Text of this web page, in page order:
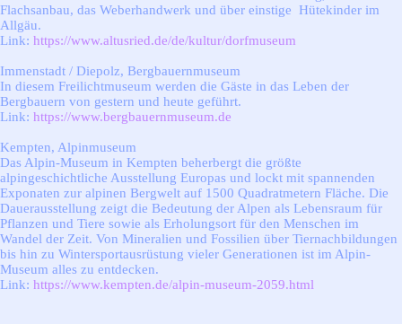
Flachsanbau, das Weberhandwerk und über einstige Hütekinder im
Allgäu.
Link: https://www.altusried.de/de/kultur/dorfmuseum
Immenstadt / Diepolz, Bergbauernmuseum
In diesem Freilichtmuseum werden die Gäste in das Leben der
Bergbauern von gestern und heute geführt.
Link: https://www.bergbauernmuseum.de
Kempten, Alpinmuseum
Das Alpin-Museum in Kempten beherbergt die größte
alpingeschichtliche Ausstellung Europas und lockt mit spannenden
Exponaten zur alpinen Bergwelt auf 1500 Quadratmetern Fläche. Die
Dauerausstellung zeigt die Bedeutung der Alpen als Lebensraum für
Pflanzen und Tiere sowie als Erholungsort für den Menschen im
Wandel der Zeit. Von Mineralien und Fossilien über Tiernachbildungen
bis hin zu Wintersportausrüstung vieler Generationen ist im Alpin-
Museum alles zu entdecken.
Link: https://www.kempten.de/alpin-museum-2059.html